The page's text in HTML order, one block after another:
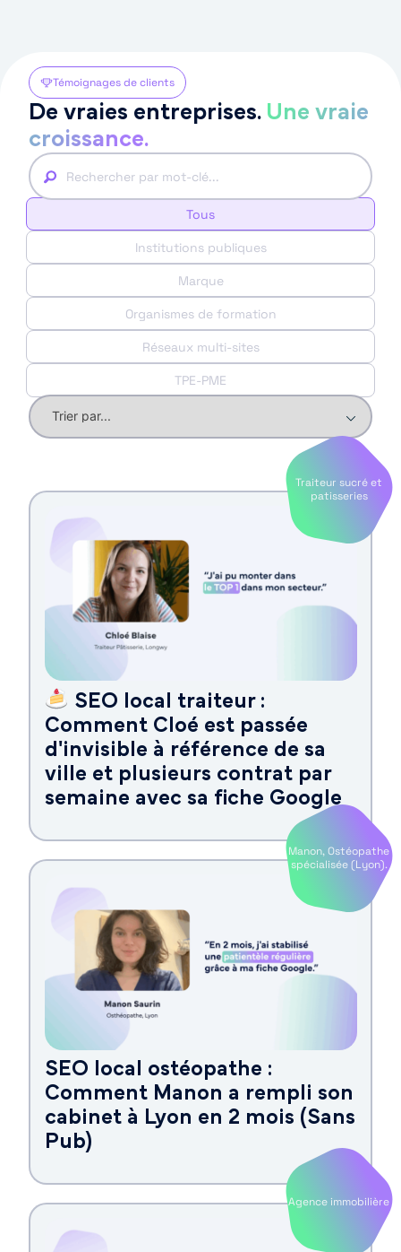
Témoignages de clients
De vraies entreprises. Une vraie
croissance.
Tous
Institutions publiques
Marque
Organismes de formation
Réseaux multi-sites
TPE-PME
Traiteur sucré et
patisseries
SEO local traiteur :
Comment Cloé est passée
d'invisible à référence de sa
ville et plusieurs contrat par
semaine avec sa fiche Google
Manon, Ostéopathe
spécialisée (Lyon).
SEO local ostéopathe :
Comment Manon a rempli son
cabinet à Lyon en 2 mois (Sans
Pub)
Agence immobilière